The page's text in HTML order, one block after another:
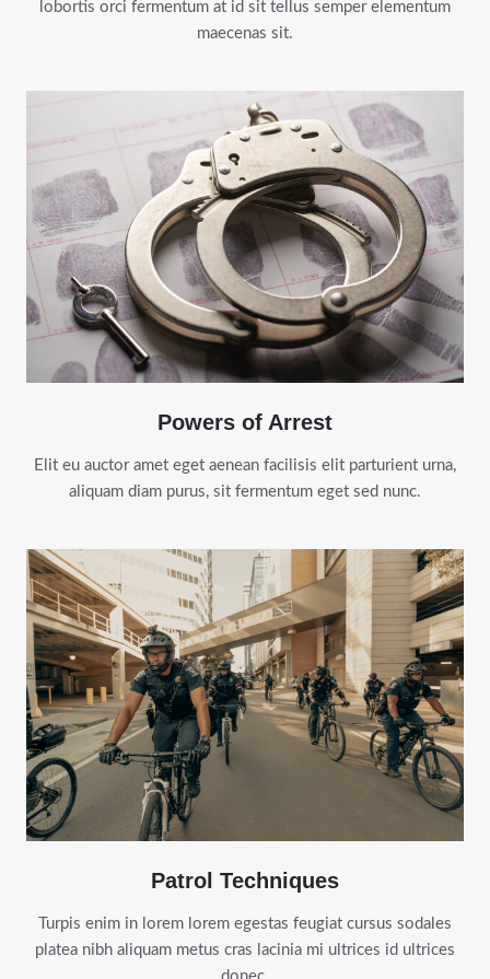
lobortis orci fermentum at id sit tellus semper elementum
maecenas sit.
Powers of Arrest
Elit eu auctor amet eget aenean facilisis elit parturient urna,
aliquam diam purus, sit fermentum eget sed nunc.
Patrol Techniques
Turpis enim in lorem lorem egestas feugiat cursus sodales
platea nibh aliquam metus cras lacinia mi ultrices id ultrices